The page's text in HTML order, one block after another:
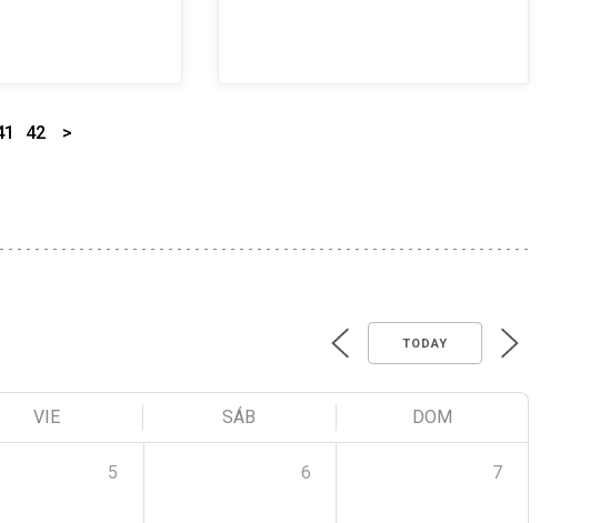
42 >
TODAY
VIE SÁB DOM
5 6 7